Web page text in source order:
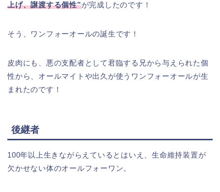
上げ、譲渡する個性”が完成したのです！
そう、ワンフォーオールの誕生です！
皮肉にも、悪の支配者として君臨する兄から与えられた個
性から、オールマイトや出久が使うワンフォーオールが生
まれたのです！
後継者
100年以上生きながらえているとはいえ、生命維持装置が
欠かせない体のオールフォーワン。